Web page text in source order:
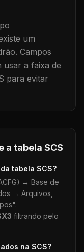
um
Campos
usar a faixa de
para evitar
a tabela SCS
tabela SCS?
→ Base de
→ Arquivos,
filtrando pelo
na SCS?